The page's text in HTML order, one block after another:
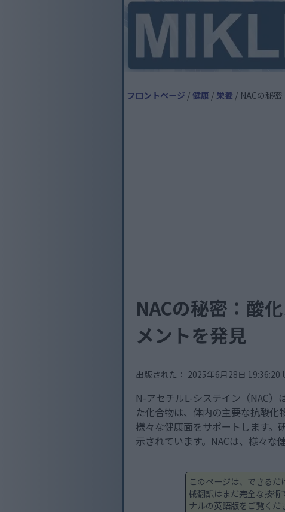
フロントページ / 健康 / 栄養 / NACの秘
NACの秘密：酸
メントを発見
出版された： 2025年6月28日 19:36:20
N-アセチルL-システイン（NAC
た化合物は、体内の主要な抗酸化
様々な健康面をサポートします。
示されています。NACは、様々な
このページは、できる
械翻訳はまだ完全な技術
ナルの英語版をご覧くだ